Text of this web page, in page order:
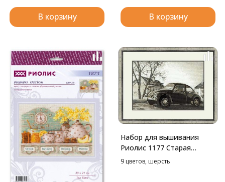
В корзину В корзину
Набор для вышивания
Риолис 1177 Старая
фотография. Жук, 38*26
9 цветов, шерсть